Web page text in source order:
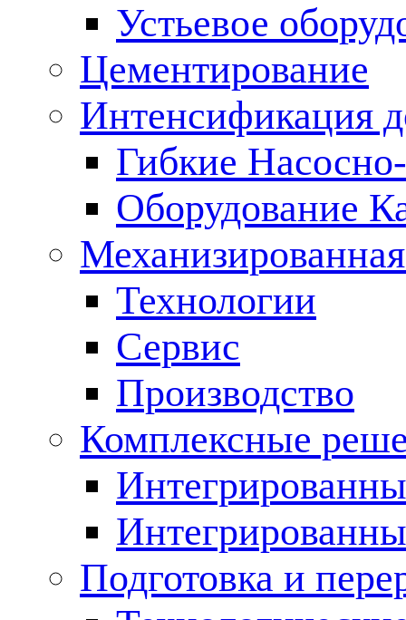
Устьевое
Цементирование
Интенсификация
Гибкие
Оборудование
Технологии
Сервис
Производство
Комплексные
Подготовка и